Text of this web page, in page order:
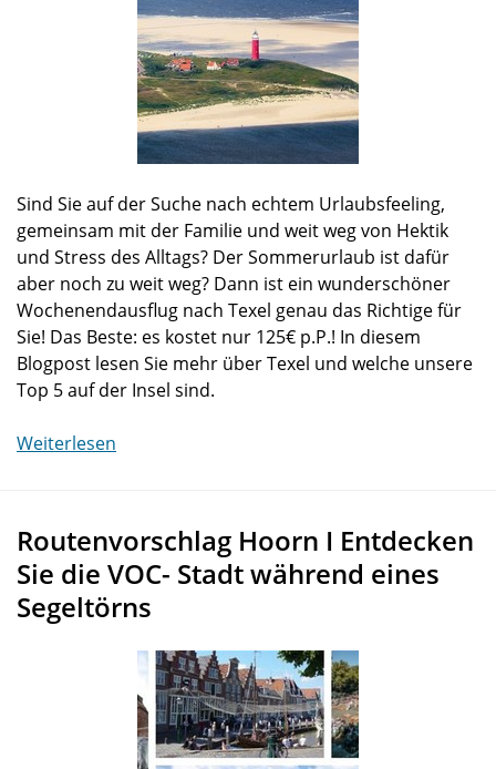
Sind Sie auf der Suche nach echtem Urlaubsfeeling,
gemeinsam mit der Familie und weit weg von Hektik
und Stress des Alltags? Der Sommerurlaub ist dafür
aber noch zu weit weg? Dann ist ein wunderschöner
Wochenendausflug nach Texel genau das Richtige für
Sie! Das Beste: es kostet nur 125€ p.P.! In diesem
Blogpost lesen Sie mehr über Texel und welche unsere
Top 5 auf der Insel sind.
Weiterlesen
Routenvorschlag Hoorn I Entdecken
Sie die VOC- Stadt während eines
Segeltörns